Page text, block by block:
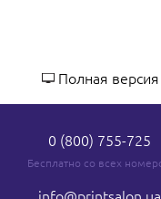
Полная версия
0 (800) 755-725
Бесплатно со всех